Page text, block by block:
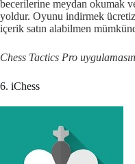
becerilerine meydan okumak
yoldur. Oyunu indirmek
içerik satın alabilmen
Chess Tactics Pro
6. iChess